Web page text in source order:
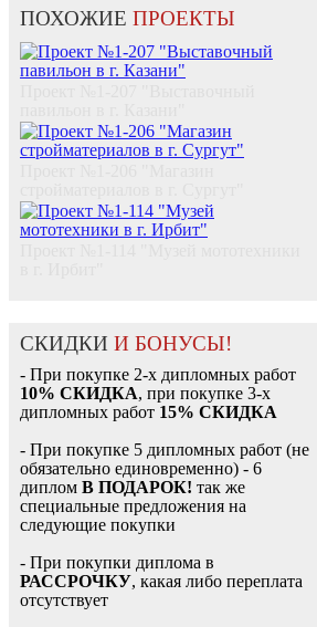
ПОХОЖИЕ ПРОЕКТЫ
СКИДКИ И БОНУСЫ!
- При покупке 2-х дипломных работ
10% СКИДКА, при покупке 3-х
дипломных работ 15% СКИДКА
- При покупке 5 дипломных работ (не
обязательно единовременно) - 6
диплом В ПОДАРОК! так же
специальные предложения на
следующие покупки
- При покупки диплома в
РАССРОЧКУ, какая либо переплата
отсутствует